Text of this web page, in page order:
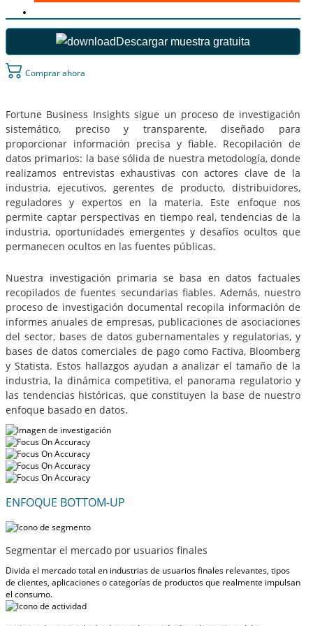
Descargar muestra gratuita
Comprar ahora
Fortune Business Insights sigue un proceso de investigación
sistemático, preciso y transparente, diseñado para
proporcionar información precisa y fiable. Recopilación de
datos primarios: la base sólida de nuestra metodología, donde
realizamos entrevistas exhaustivas con actores clave de la
industria, ejecutivos, gerentes de producto, distribuidores,
reguladores y expertos en la materia. Este enfoque nos
permite captar perspectivas en tiempo real, tendencias de la
industria, oportunidades emergentes y desafíos ocultos que
permanecen ocultos en las fuentes públicas.
Nuestra investigación primaria se basa en datos factuales
recopilados de fuentes secundarias fiables. Además, nuestro
proceso de investigación documental recopila información de
informes anuales de empresas, publicaciones de asociaciones
del sector, bases de datos gubernamentales y regulatorias, y
bases de datos comerciales de pago como Factiva, Bloomberg
y Statista. Estos hallazgos ayudan a analizar el tamaño de la
industria, la dinámica competitiva, el panorama regulatorio y
las tendencias históricas, que constituyen la base de nuestro
enfoque basado en datos.
ENFOQUE BOTTOM-UP
Segmentar el mercado por usuarios finales
Divida el mercado total en industrias de usuarios finales relevantes, tipos
de clientes, aplicaciones o categorías de productos que realmente impulsan
el consumo.